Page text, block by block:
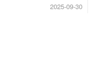
2025-09-30
/